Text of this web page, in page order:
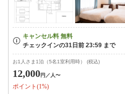
お1人さま1泊（5名1室利用時） (税込)
12,000円 ／人〜
ポイント(1%)